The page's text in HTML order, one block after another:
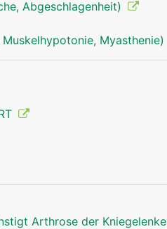
Abgeschlagenheit)
Myasthenie)
Arthrose der Kniegelenke